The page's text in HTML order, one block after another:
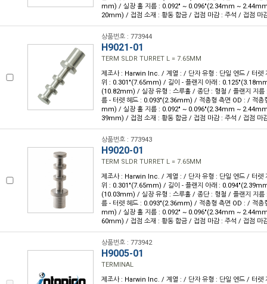
mm) / 실장 홀 지름 : 0.092" ~ 0.096"(2.34mm ~
20mm) / 접점 소재 : 황동 합금 / 접점 마감 : 주석 / 접점 마
상품번호 : 773944
H9021-01
TERM SLDR TURRET L = 7.65MM
제조사 : Harwin Inc. / 계열 : / 단자 유형 : 단일 엔드 / 터렛
위 : 0.301"(7.65mm) / 길이 - 플랜지 아래 :
(10.82mm) / 실장 유형 : 스루홀 / 종단 : 형철 / 플랜지 지
름 - 터렛 헤드 : 0.093"(2.36mm) / 적층형 측면 OD : / 적층
mm) / 실장 홀 지름 : 0.092" ~ 0.096"(2.34mm ~
39mm) / 접점 소재 : 황동 합금 / 접점 마감 : 주석 / 접점 마
상품번호 : 773943
H9020-01
TERM SLDR TURRET L = 7.65MM
제조사 : Harwin Inc. / 계열 : / 단자 유형 : 단일 엔드 / 터렛
위 : 0.301"(7.65mm) / 길이 - 플랜지 아래 :
(10.03mm) / 실장 유형 : 스루홀 / 종단 : 형철 / 플랜지 지
름 - 터렛 헤드 : 0.093"(2.36mm) / 적층형 측면 OD : / 적층
mm) / 실장 홀 지름 : 0.092" ~ 0.096"(2.34mm ~
60mm) / 접점 소재 : 황동 합금 / 접점 마감 : 주석 / 접점 마
상품번호 : 773942
H9005-01
TERMINAL
제조사 : Harwin Inc. / 계열 : / 단자 유형 : 단일 엔드 / 터렛